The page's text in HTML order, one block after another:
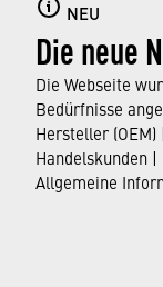
NEU
Die neue
Die Webseite
Bedürfnisse
Hersteller
Handelskunden
Allgemeine
Groß- und